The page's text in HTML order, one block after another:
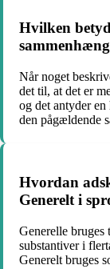
Hvilken
Når noget
det til, at det er
og det antyder
den pågældende
Hvordan
Generelt i
Generelle
substantiver i
Generelt bruges